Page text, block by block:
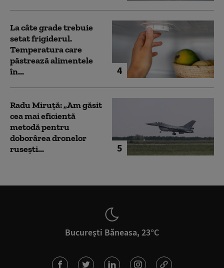
4
La câte grade trebuie
setat frigiderul.
Temperatura care
păstrează alimentele
în...
5
Radu Miruță: „Am găsit
cea mai eficientă
metodă pentru
doborârea dronelor
rusești...
București Băneasa, 23°C